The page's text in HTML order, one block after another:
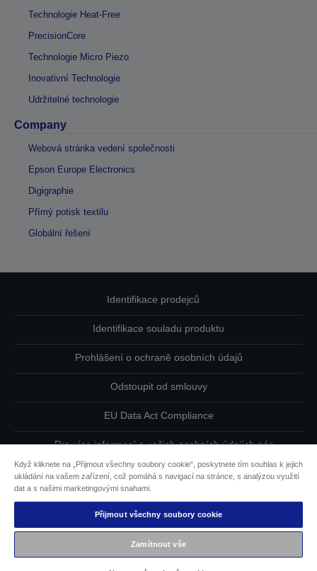
Technologie Heat-Free
PrecisionCore
Technologie Micro Piezo
Inovativní Technologie
Udržitelné technologie
Company
Webová stránka vedení společnosti
Epson Europe Electronics
Digigraphie
Přímý potisk textilu
Globální řešení
Identifikace prodejců
Identifikace souladu produktu
Prohlášení o ochraně osobních údajů
Odstoupit od smlouvy
EU Data Act Compliance
Pro více informací o vašich osobních údajích nás
Informace o souborech cookie
Závazek usnadnění přístupu společnosti Epson
Copyright © 2026 Seiko Epson
Když kliknete na „Přijmout všechny soubory cookie“, poskytnete tím souhlas k jejich
ukládání na vašem zařízení, což pomáhá s navigací na stránce, s analýzou využití
dat a s našimi marketingovými snahami.
Přijmout všechny soubory cookie
Zamítnout vše